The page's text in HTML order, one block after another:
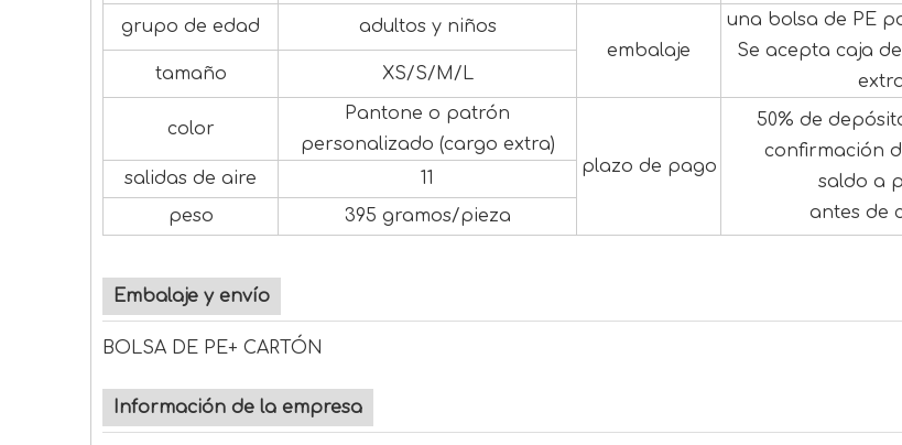
grupo de edad
adultos y niños
embalaje
una bolsa de PE
Se acepta caja
tamaño XS/S/M/L
color
Pantone o patrón
personalizado (cargo extra)
plazo de pago
50% de
confirmación
saldo a
antes de
salidas de aire
11
peso
395 gramos/pieza
Embalaje y envío
BOLSA DE PE+ CARTÓN
Información de la empresa